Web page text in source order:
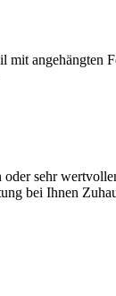
mit angehängten
oder sehr
bei Ihnen